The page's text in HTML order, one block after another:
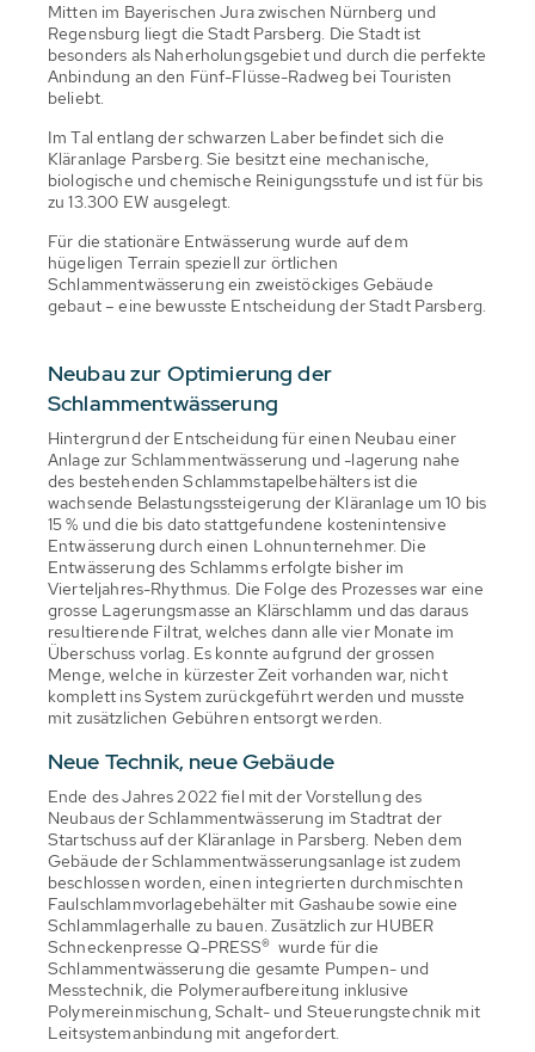
Mitten im Bayerischen Jura zwischen Nürnberg und
Regensburg liegt die Stadt Parsberg. Die Stadt ist
besonders als Naherholungsgebiet und durch die perfekte
Anbindung an den Fünf-Flüsse-Radweg bei Touristen
beliebt.
Im Tal entlang der schwarzen Laber befindet sich die
Kläranlage Parsberg. Sie besitzt eine mechanische,
biologische und chemische Reinigungsstufe und ist für bis
zu 13.300 EW ausgelegt.
Für die stationäre Entwässerung wurde auf dem
hügeligen Terrain speziell zur örtlichen
Schlammentwässerung ein zweistöckiges Gebäude
gebaut – eine bewusste Entscheidung der Stadt Parsberg.
Neubau zur Optimierung der
Schlammentwässerung
Hintergrund der Entscheidung für einen Neubau einer
Anlage zur Schlammentwässerung und -lagerung nahe
des bestehenden Schlammstapelbehälters ist die
wachsende Belastungssteigerung der Kläranlage um 10 bis
15 % und die bis dato stattgefundene kostenintensive
Entwässerung durch einen Lohnunternehmer. Die
Entwässerung des Schlamms erfolgte bisher im
Vierteljahres-Rhythmus. Die Folge des Prozesses war eine
grosse Lagerungsmasse an Klärschlamm und das daraus
resultierende Filtrat, welches dann alle vier Monate im
Überschuss vorlag. Es konnte aufgrund der grossen
Menge, welche in kürzester Zeit vorhanden war, nicht
komplett ins System zurückgeführt werden und musste
mit zusätzlichen Gebühren entsorgt werden.
Neue Technik, neue Gebäude
Ende des Jahres 2022 fiel mit der Vorstellung des
Neubaus der Schlammentwässerung im Stadtrat der
Startschuss auf der Kläranlage in Parsberg. Neben dem
Gebäude der Schlammentwässerungsanlage ist zudem
beschlossen worden, einen integrierten durchmischten
Faulschlammvorlagebehälter mit Gashaube sowie eine
Schlammlagerhalle zu bauen. Zusätzlich zur HUBER
Schneckenpresse Q-PRESS® wurde für die
Schlammentwässerung die gesamte Pumpen- und
Messtechnik, die Polymeraufbereitung inklusive
Polymereinmischung, Schalt- und Steuerungstechnik mit
Leitsystemanbindung mit angefordert.